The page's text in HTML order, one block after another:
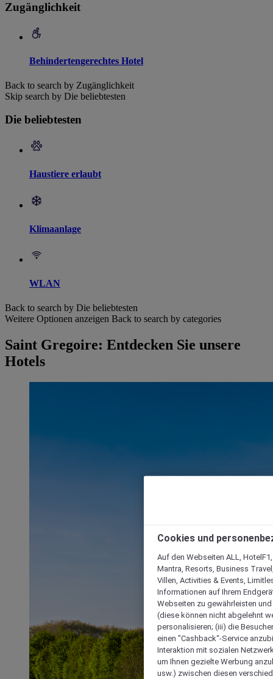
Zugänglichkeit
Behindertengerechtes Hotel
Back to search by Zugänglichkeit
Skip search by Die beliebtesten
Die beliebtesten
Haustiere erlaubt
Klimaanlage
WLAN
Back to search by Die beliebtesten
Weitere Optionen anzeigen Back to search by categories
Saint Gregoire: Entdecken Sie unsere
Hotels
Cookies und
Auf den Webseiten ALL,
Mantra, Resorts, Business
Villen, Activities & Events,
Informationen auf Ihrem
Webseiten zu gewährleisten
(diese können nicht abgelehnt
personalisieren; (iii) die
einen "Cashback“-Service
Interaktion mit sozialen
um Ihnen gezielte Werbung
usw.) zwischen diesen